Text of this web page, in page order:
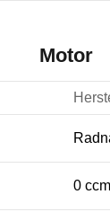
Motor
0 ccm